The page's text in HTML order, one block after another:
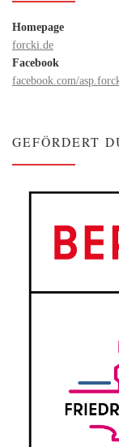
Homepage
forcki.de
Facebook
facebook.com/
GEFÖRDERT